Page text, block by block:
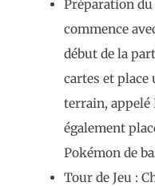
Préparation du
commence
début de la
cartes et place
terrain,
également
Pokémon de
Tour de Jeu :